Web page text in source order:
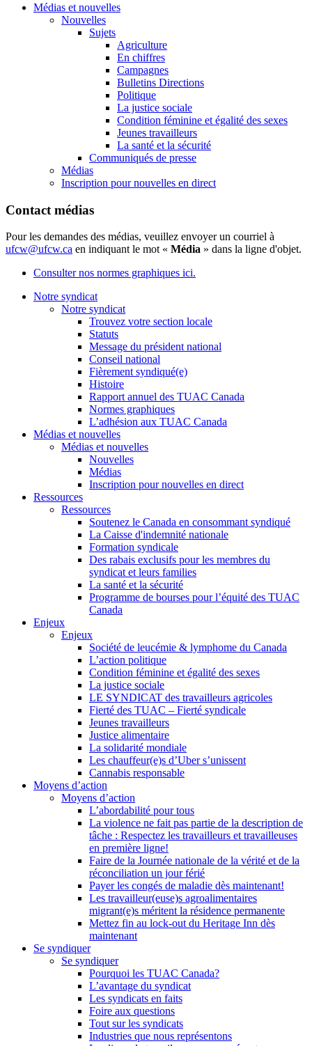
Médias et nouvelles
Nouvelles
Sujets
Agriculture
En chiffres
Campagnes
Bulletins Directions
Politique
La justice sociale
Condition féminine et égalité des sexes
Jeunes travailleurs
La santé et la sécurité
Communiqués de presse
Médias
Inscription pour nouvelles en direct
Contact médias
Pour les demandes des médias, veuillez envoyer un courriel à
ufcw@ufcw.ca en indiquant le mot « Média » dans la ligne d'objet.
Consulter nos normes graphiques ici.
Notre syndicat
Notre syndicat
Trouvez votre section locale
Statuts
Message du président national
Conseil national
Fièrement syndiqué(e)
Histoire
Rapport annuel des TUAC Canada
Normes graphiques
L’adhésion aux TUAC Canada
Médias et nouvelles
Médias et nouvelles
Nouvelles
Médias
Inscription pour nouvelles en direct
Ressources
Ressources
Soutenez le Canada en consommant syndiqué
La Caisse d'indemnité nationale
Formation syndicale
Des rabais exclusifs pour les membres du
syndicat et leurs families
La santé et la sécurité
Programme de bourses pour l’équité des TUAC
Canada
Enjeux
Enjeux
Société de leucémie & lymphome du Canada
L’action politique
Condition féminine et égalité des sexes
La justice sociale
LE SYNDICAT des travailleurs agricoles
Fierté des TUAC – Fierté syndicale
Jeunes travailleurs
Justice alimentaire
La solidarité mondiale
Les chauffeur(e)s d’Uber s’unissent
Cannabis responsable
Moyens d’action
Moyens d’action
L’abordabilité pour tous
La violence ne fait pas partie de la description de
tâche : Respectez les travailleurs et travailleuses
en première ligne!
Faire de la Journée nationale de la vérité et de la
réconciliation un jour férié
Payer les congés de maladie dès maintenant!
Les travailleur(euse)s agroalimentaires
migrant(e)s méritent la résidence permanente
Mettez fin au lock-out du Heritage Inn dès
maintenant
Se syndiquer
Se syndiquer
Pourquoi les TUAC Canada?
L’avantage du syndicat
Les syndicats en faits
Foire aux questions
Tout sur les syndicats
Industries que nous représentons